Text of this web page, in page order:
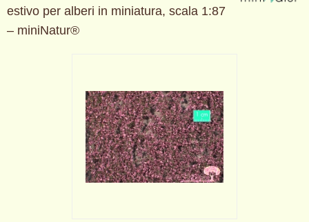
estivo per alberi in miniatura, scala 1:87
– miniNatur®